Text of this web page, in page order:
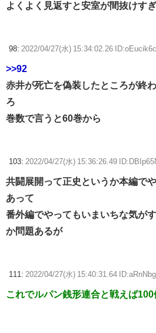
よくよく見返すと安室が間抜けす
98: 2022/04/27(水) 15:34:02.26
>>92
赤井が死亡を偽装したところが終
ろ
巻数で言うと60巻から
103: 2022/04/27(水) 15:36:26.49
共闘展開って正史というか本編で
あって
番外編でやってもいまいちな気が
か問題あるが
111: 2022/04/27(水) 15:40:31.64
これでルパン銭形連合と戦えば100